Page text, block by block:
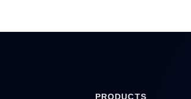
PRODUCTS